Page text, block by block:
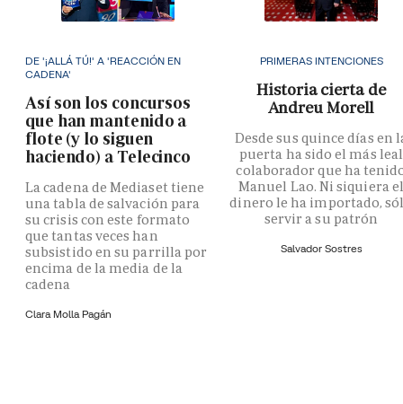
DE '¡ALLÁ TÚ!' A 'REACCIÓN EN
CADENA'
Así son los concursos
que han mantenido a
flote (y lo siguen
haciendo) a Telecinco
La cadena de Mediaset tiene
una tabla de salvación para
su crisis con este formato
que tantas veces han
subsistido en su parrilla por
encima de la media de la
cadena
Clara Molla Pagán
PRIMERAS INTENCIONES
Historia cierta de
Andreu Morell
Desde sus quince días en
puerta ha sido el más leal
colaborador que ha
Manuel Lao. Ni siquiera
dinero le ha importado,
servir a su patrón
Salvador Sostres